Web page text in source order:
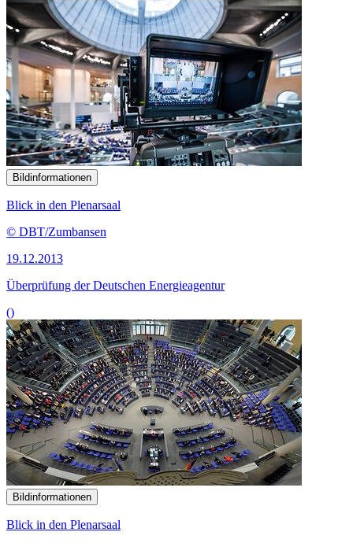
Bildinformationen
Blick in den Plenarsaal
© DBT/Zumbansen
19.12.2013
Überprüfung der Deutschen Energieagentur
()
Bildinformationen
Blick in den Plenarsaal